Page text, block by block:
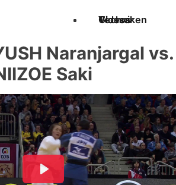
Techniken
Videos
Glossar
Naranjargal vs.
Saki